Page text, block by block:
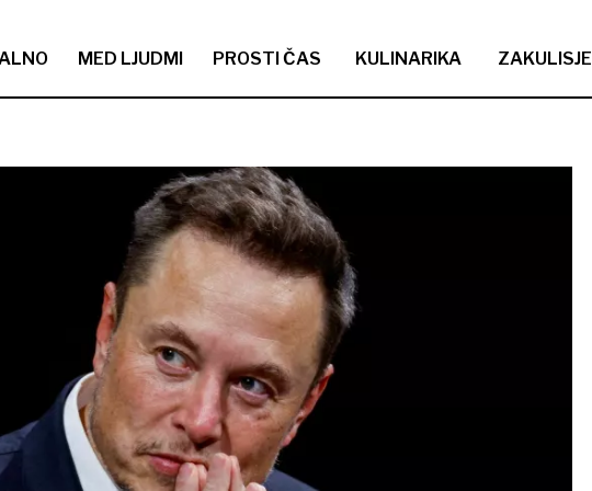
MED LJUDMI PROSTI ČAS KULINARIKA ZAKULISJE